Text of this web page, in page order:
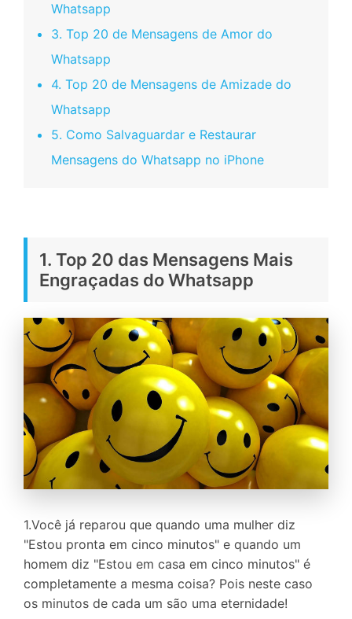
Whatsapp
3. Top 20 de Mensagens de Amor do
Whatsapp
4. Top 20 de Mensagens de Amizade do
Whatsapp
5. Como Salvaguardar e Restaurar
Mensagens do Whatsapp no iPhone
1. Top 20 das Mensagens Mais
Engraçadas do Whatsapp
1.Você já reparou que quando uma mulher diz
"Estou pronta em cinco minutos" e quando um
homem diz "Estou em casa em cinco minutos" é
completamente a mesma coisa? Pois neste caso
os minutos de cada um são uma eternidade!